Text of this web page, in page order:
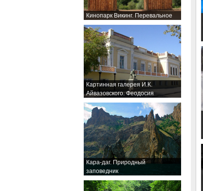
Кинопарк Викинг. Перевальное
Картинная галерея И.К.
Айвазовского. Феодосия
Кара-даг. Природный
заповедник